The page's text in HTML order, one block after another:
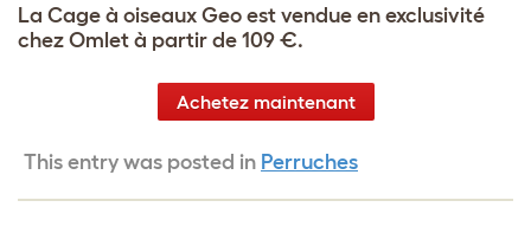
La Cage à oiseaux Geo est vendue en exclusivité
chez Omlet à partir de 109 €.
Achetez maintenant
This entry was posted in Perruches